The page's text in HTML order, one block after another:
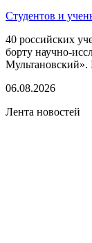
Студентов и
40 российских
борту научно-
Мультановский».
06.08.2026
Лента новостей